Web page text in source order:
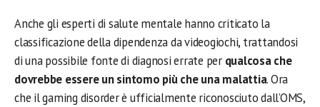
Anche gli esperti di salute mentale hanno criticato la
classificazione della dipendenza da videogiochi, trattandosi
di una possibile fonte di diagnosi errate per qualcosa che
dovrebbe essere un sintomo più che una malattia. Ora
che il gaming disorder è ufficialmente riconosciuto dall’OMS,